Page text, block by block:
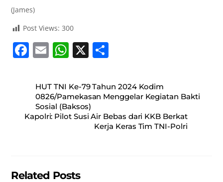
(James)
Post Views: 300
F
c
e
b
E
ai
l
W
at
s
A
X
ar
e
HUT TNI Ke-79 Tahun 2024 Kodim
0826/Pamekasan Menggelar Kegiatan Bakti
Sosial (Baksos)
Kapolri: Pilot Susi Air Bebas dari KKB Berkat
Kerja Keras Tim TNI-Polri
Related Posts